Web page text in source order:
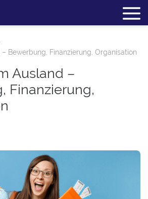
Bewerbung, Finanzierung, Organisation
Ausland –
Finanzierung,